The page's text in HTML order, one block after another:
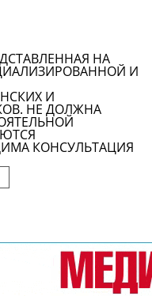
НА
И
И
НЕ ДОЛЖНА
КОНСУЛЬТАЦИЯ